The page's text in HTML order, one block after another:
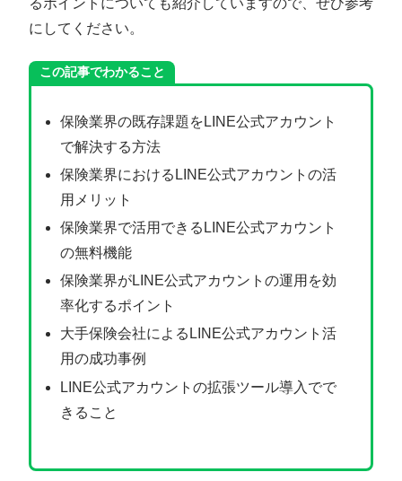
にしてください。
この記事でわかること
保険業界の既存課題をLINE公式アカウント
で解決する方法
保険業界におけるLINE公式アカウントの活
用メリット
保険業界で活用できるLINE公式アカウント
の無料機能
保険業界がLINE公式アカウントの運用を効
率化するポイント
大手保険会社によるLINE公式アカウント活
用の成功事例
LINE公式アカウントの拡張ツール導入でで
きること